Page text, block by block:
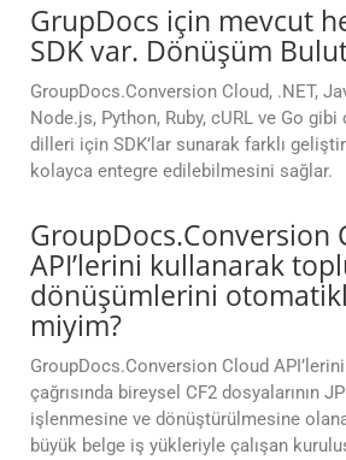
GrupDocs için mevcut
SDK var. Dönüşüm
GroupDocs.Conversion Cloud, .NET,
Node.js, Python, Ruby, cURL ve Go
dilleri için SDK’lar sunarak farklı
kolayca entegre edilebilmesini sağlar.
GroupDocs.Conversion
API’lerini kullanarak
dönüşümlerini
miyim?
GroupDocs.Conversion Cloud
çağrısında bireysel CF2 dosyalarının
işlenmesine ve dönüştürülmesine
büyük belge iş yükleriyle çalışan